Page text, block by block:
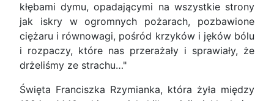
kłębami dymu, opadającymi na wszystkie strony
jak iskry w ogromnych pożarach, pozbawione
ciężaru i równowagi, pośród krzyków i jęków bólu
i rozpaczy, które nas przerażały i sprawiały, że
drżeliśmy ze strachu…"
Święta Franciszka Rzymianka, która żyła między